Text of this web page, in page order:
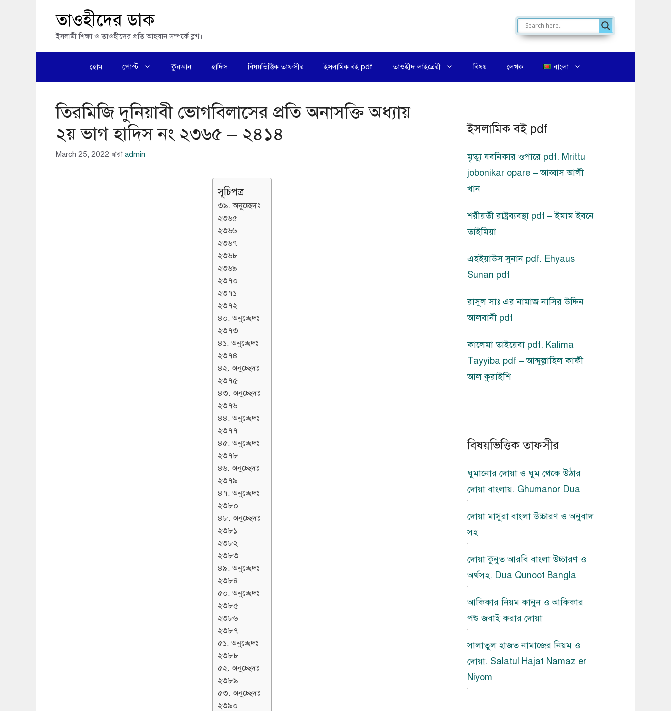
তাওহীদের ডাক
ইসলামী শিক্ষা ও তাওহীদের প্রতি আহবান সম্পর্কে ব্লগ।
হোম পোস্ট কুরআন হাদিস বিষয়ভিত্তিক তাফসীর ইসলামিক বই pdf তাওহীদ লাইব্রেরী বিষয় লেখক বাংলা
তিরমিজি দুনিয়াবী ভোগবিলাসের প্রতি অনাসক্তি অধ্যায়
২য় ভাগ হাদিস নং ২৩৬৫ – ২৪১৪
March 25, 2022 দ্বারাadmin
সূচিপত্র
৩৯. অনুচ্ছেদঃ
২৩৬৫
২৩৬৬
২৩৬৭
২৩৬৮
২৩৬৯
২৩৭০
২৩৭১
২৩৭২
৪০. অনুচ্ছেদঃ
২৩৭৩
৪১. অনুচ্ছেদঃ
২৩৭৪
৪২. অনুচ্ছেদঃ
২৩৭৫
৪৩. অনুচ্ছেদঃ
২৩৭৬
৪৪. অনুচ্ছেদঃ
২৩৭৭
৪৫. অনুচ্ছেদঃ
২৩৭৮
৪৬. অনুচ্ছেদঃ
২৩৭৯
৪৭. অনুচ্ছেদঃ
২৩৮০
৪৮. অনুচ্ছেদঃ
২৩৮১
২৩৮২
২৩৮৩
৪৯. অনুচ্ছেদঃ
২৩৮৪
৫০. অনুচ্ছেদঃ
২৩৮৫
২৩৮৬
২৩৮৭
৫১. অনুচ্ছেদঃ
২৩৮৮
৫২. অনুচ্ছেদঃ
২৩৮৯
৫৩. অনুচ্ছেদঃ
২৩৯০
ইসলামিক বই pdf
মৃত্যু যবনিকার ওপারে pdf. Mrittu
jobonikar opare – আব্বাস আলী
খান
শরীয়তী রাষ্ট্রব্যবস্থা pdf – ইমাম ইবনে
তাইমিয়া
এহইয়াউস সুনান pdf. Ehyaus
Sunan pdf
রাসুল সাঃ এর নামাজ নাসির উদ্দিন
আলবানী pdf
কালেমা তাইয়েবা pdf. Kalima
Tayyiba pdf – আব্দুল্লাহিল কাফী
আল কুরাইশি
বিষয়ভিত্তিক তাফসীর
ঘুমানোর দোয়া ও ঘুম থেকে উঠার
দোয়া বাংলায়. Ghumanor Dua
দোয়া মাসুরা বাংলা উচ্চারণ ও অনুবাদ
সহ
দোয়া কুনুত আরবি বাংলা উচ্চারণ ও
অর্থসহ. Dua Qunoot Bangla
আকিকার নিয়ম কানুন ও আকিকার
পশু জবাই করার দোয়া
সালাতুল হাজত নামাজের নিয়ম ও
দোয়া. Salatul Hajat Namaz er
Niyom